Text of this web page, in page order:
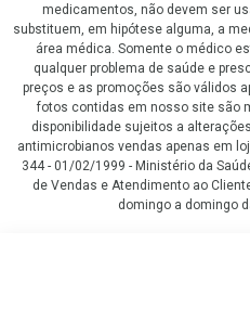
medicamentos, não devem ser
substituem, em hipótese alguma, a
área médica. Somente o médico
qualquer problema de saúde e
preços e as promoções são válidos
fotos contidas em nosso site são
disponibilidade sujeitos a
antimicrobianos vendas apenas em
344 - 01/02/1999 - Ministério da
de Vendas e Atendimento ao
domingo a domingo